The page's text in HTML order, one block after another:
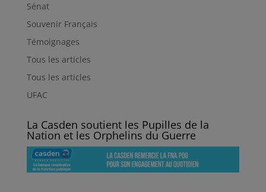
Sénat
Souvenir Français
Témoignages
Tous les articles
Tous les articles
UFAC
La Casden soutient les Pupilles de la
Nation et les Orphelins du Guerre